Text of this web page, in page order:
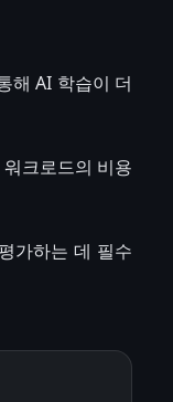
해 AI 학습이 더
크로드의 비용
가하는 데 필수